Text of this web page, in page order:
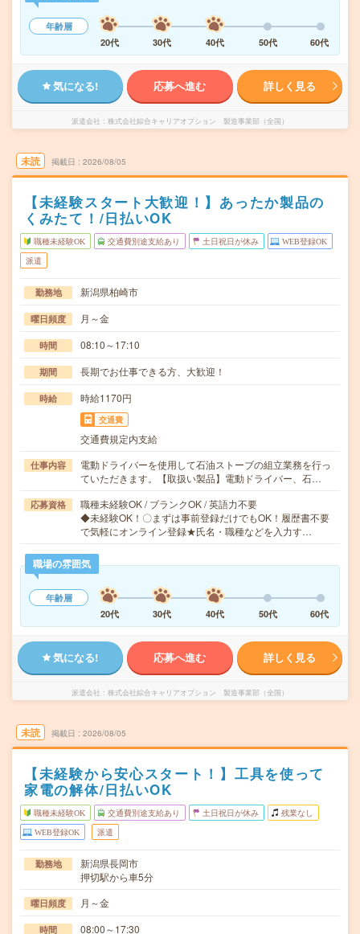
年齢層
20代
30代 40代 50代 60代
気になる! 応募へ進む 詳しく見る
派遣会社 株式会社綜合キャリアオプション 製造事業部（全国）
未読 掲載日 2026/08/05
【未経験スタート大歓迎！】あったか製品の
くみたて！/日払いOK
職種未経験OK 交通費別途支給あり 土日祝日が休み WEB登録OK
派遣
勤務地 新潟県柏崎市
曜日頻度 月～金
時間 08:10～17:10
期間 長期でお仕事できる方、大歓迎！
時給 時給1170円
交通費
交通費規定内支給
仕事内容
電動ドライバーを使用して石油ストーブの組立業務を行っ
ていただきます。【取扱い製品】電動ドライバー、石…
応募資格
職種未経験OK / ブランクOK / 英語力不要
◆未経験OK！〇まずは事前登録だけでもOK！履歴書不要
で気軽にオンライン登録★氏名・職種などを入力す…
職場の雰囲気
年齢層
20代
30代 40代 50代 60代
気になる! 応募へ進む 詳しく見る
派遣会社 株式会社綜合キャリアオプション 製造事業部（全国）
未読 掲載日 2026/08/05
【未経験から安心スタート！】工具を使って
家電の解体/日払いOK
職種未経験OK 交通費別途支給あり 土日祝日が休み 残業なし
WEB登録OK 派遣
勤務地
新潟県長岡市
押切駅から車5分
曜日頻度 月～金
時間 08:00～17:30